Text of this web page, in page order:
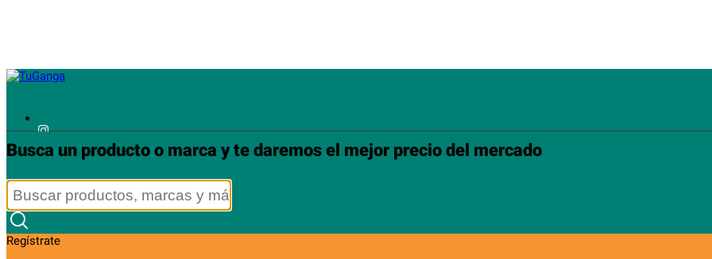
Ofertas
Mínimos
Regístrate
Busca un producto o marca y te daremos el mejor precio del mercado
Regístrate